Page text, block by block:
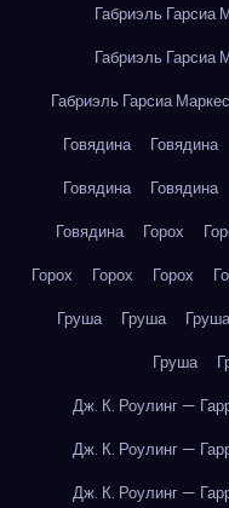
Габриэль Гарсиа
Габриэль Гарсиа
Габриэль Гарсиа
Говядина
Говядина
Говядина
Говядина
Говядина
Горох
Горох
Горох Горох
Груша
Груша Груша
Груша
Дж. К. Роулинг —
Дж. К. Роулинг —
Дж. К. Роулинг —